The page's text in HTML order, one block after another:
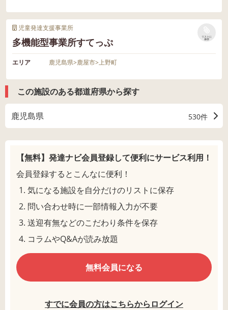
児童発達支援事業所
多機能型事業所すてっぷ
リストに
保存
エリア 鹿児島県>鹿屋市>上野町
この施設のある都道府県から探す
鹿児島県 530件
【無料】発達ナビ会員登録して便利にサービス利用！
会員登録するとこんなに便利！
気になる施設を自分だけのリストに保存
問い合わせ時に一部情報入力が不要
送迎有無などのこだわり条件を保存
コラムやQ&Aが読み放題
無料会員になる
すでに会員の方はこちらからログイン